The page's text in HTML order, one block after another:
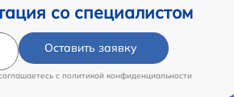
со специалистом
Оставить заявку
c политикой конфиденциальности